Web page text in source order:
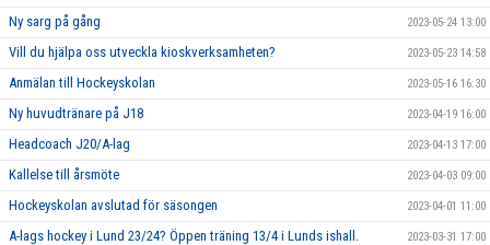
Ny sarg på gång 2023-05-24 13:00
Vill du hjälpa oss utveckla kioskverksamheten? 2023-05-23 14:58
Anmälan till Hockeyskolan 2023-05-16 16:30
Ny huvudtränare på J18 2023-04-19 16:00
Headcoach J20/A-lag 2023-04-13 17:00
Kallelse till årsmöte 2023-04-03 09:00
Hockeyskolan avslutad för säsongen 2023-04-01 11:00
A-lags hockey i Lund 23/24? Öppen träning 13/4 i Lunds ishall. 2023-03-31 17:00